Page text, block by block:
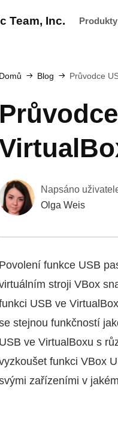
Team, Inc. Produkty
Domů Blog Průvodce
Napsáno
Olga Weis
Povolení funkce USB
stroji VBox
USB ve
stejnou funkčností
USB ve VirtualBoxu s
funkci VBox
zařízeními v